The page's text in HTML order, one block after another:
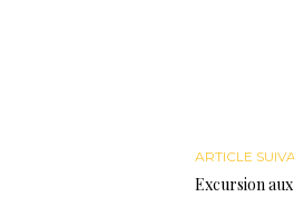
ARTICLE
Excursion